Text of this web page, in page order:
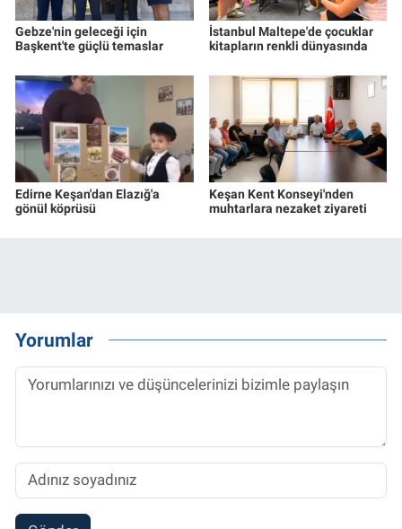
Gebze'nin geleceği için
Başkent'te güçlü temaslar
İstanbul Maltepe'de çocuklar
kitapların renkli dünyasında
Edirne Keşan'dan Elazığ'a
gönül köprüsü
Keşan Kent Konseyi'nden
muhtarlara nezaket ziyareti
Yorumlar